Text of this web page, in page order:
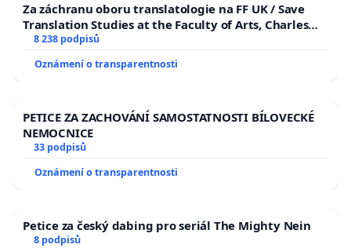
Za záchranu oboru translatologie na FF UK / Save
Translation Studies at the Faculty of Arts, Charles
University
8 238 podpisů
Oznámení o transparentnosti
PETICE ZA ZACHOVÁNÍ SAMOSTATNOSTI BÍLOVECKÉ
NEMOCNICE
33 podpisů
Oznámení o transparentnosti
Petice za český dabing pro seriál The Mighty Nein
8 podpisů